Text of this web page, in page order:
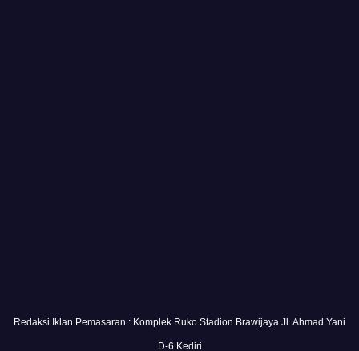
Redaksi Iklan Pemasaran : Komplek Ruko Stadion Brawijaya Jl. Ahmad Yani
D-6 Kediri